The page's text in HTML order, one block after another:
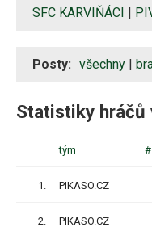
SFC KARVIŇÁCI
Posty: všechny
Statistiky hráčů
tým #
1. PIKASO.CZ
2. PIKASO.CZ